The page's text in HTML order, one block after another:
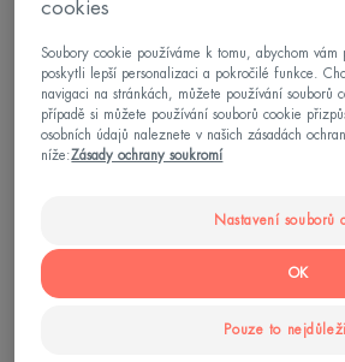
nezbytnou péčí pro citlivou,
suchou dehydratovanou pleť.
Hydratační krém SPF 30 nabije
hydrataci a vysokou ochranu SPF
nelepivá textura zanechává pleť
hydratovanou a chráněnou po
jemná vůně probouzí smysly. K
cookies
Soubory cookie používáme k tomu, abychom vám
poskytli lepší personalizaci a pokročilé funkce.
navigaci na stránkách, můžete používání souborů
případě si můžete používání souborů cookie
osobních údajů naleznete v našich zásadách
níže:Zásady ochrany soukromí
Nastavení souborů
Pouze to
OK